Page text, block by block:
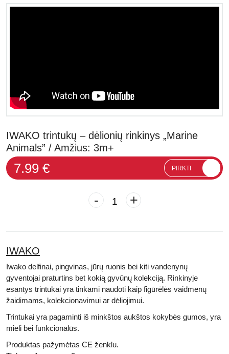
IWAKO trintukų – dėlionių rinkinys „Marine
Animals” / Amžius: 3m+
7.99 € PIRKTI
- +
IWAKO
Iwako delfinai, pingvinas, jūrų ruonis bei kiti vandenynų
gyventojai praturtins bet kokią gyvūnų kolekciją. Rinkinyje
esantys trintukai yra tinkami naudoti kaip figūrėlės vaidmenų
žaidimams, kolekcionavimui ar dėliojimui.
Trintukai yra pagaminti iš minkštos aukštos kokybės gumos, yra
mieli bei funkcionalūs.
Produktas pažymėtas CE ženklu.